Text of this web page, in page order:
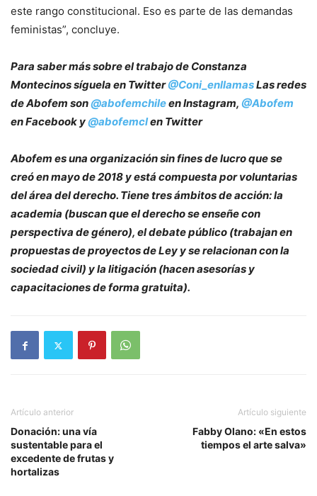
este rango constitucional. Eso es parte de las demandas
feministas”, concluye.
Para saber más sobre el trabajo de Constanza
Montecinos síguela en Twitter@Coni_enllamasLas redes
de Abofem son@abofemchileen Instagram, @Abofem
en Facebook y@abofemclen Twitter
Abofem es una organización sin fines de lucro que se
creó en mayo de 2018 y está compuesta por voluntarias
del área del derecho. Tiene tres ámbitos de acción: la
academia (buscan que el derecho se enseñe con
perspectiva de género), el debate público (trabajan en
propuestas de proyectos de Ley y se relacionan con la
sociedad civil) y la litigación (hacen asesorías y
capacitaciones de forma gratuita).
Artículo anterior
Donación: una vía
sustentable para el
excedente de frutas y
hortalizas
Artículo siguiente
Fabby Olano: «En estos
tiempos el arte salva»